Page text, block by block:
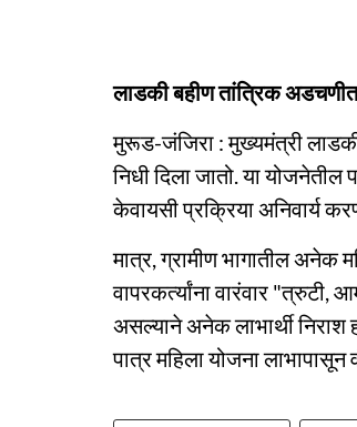
लाडकी बहीण तांत्रिक
मुरूड-जंजिरा : मुख्यमंत्री लाडकी
निधी दिला जातो. या
केवायसी प्रक्रिया अनिवार्य
मात्र, ग्रामीण भागातील अनेक
वापरकर्त्यांना वारंवार
असल्याने अनेक लाभार्थी
पात्र महिला योजना